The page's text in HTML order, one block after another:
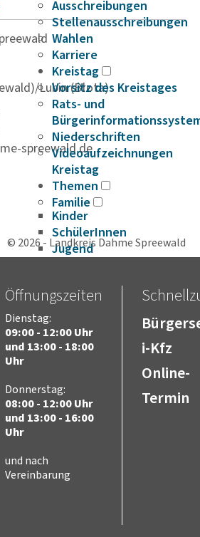
Ausschreibungen
Stellenausschreibungen
Wahlen
Karriere
Kreistag
Vorsitz des Kreistages
Rats- und
Niederschriften
Videoaufzeichnungen
Kreistag
Themen
Familie
Kinder
SchülerInnen
Jugend
Bauen und Infrastruktur
Wirtschaftsförderung/
Strukturwandel
Bauen und Wohnen
Breitbandausbau
Asyl, Migration und
Integration
Sprache
Gesundheit – Ärztliche
Lubin (Błota)
spreewald.de
© 2026 - Landkreis Dahme Spreewald
Öffnungszeiten
Dienstag:
09:00 - 12:00 Uhr
und 13:00 - 18:00
Uhr
Donnerstag:
08:00 - 12:00 Uhr
und 13:00 - 16:00
Uhr
und nach
Vereinbarung
i-Kfz
Online-
Termin